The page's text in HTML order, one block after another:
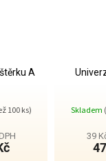
A
100 ks) Skladem
39